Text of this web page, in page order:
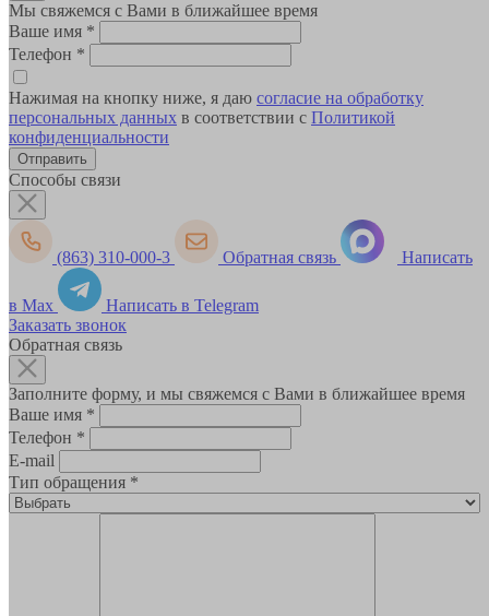
Мы свяжемся с Вами в ближайшее время
Ваше имя *
Телефон *
Нажимая на кнопку ниже, я даю согласие на обработку
персональных данных в соответствии с Политикой
конфиденциальности
Способы связи
(863) 310-000-3 Обратная связь Написать
в Max
Написать в Telegram
Заказать звонок
Обратная связь
Заполните форму, и мы свяжемся с Вами в ближайшее время
Ваше имя *
Телефон *
E-mail
Тип обращения *